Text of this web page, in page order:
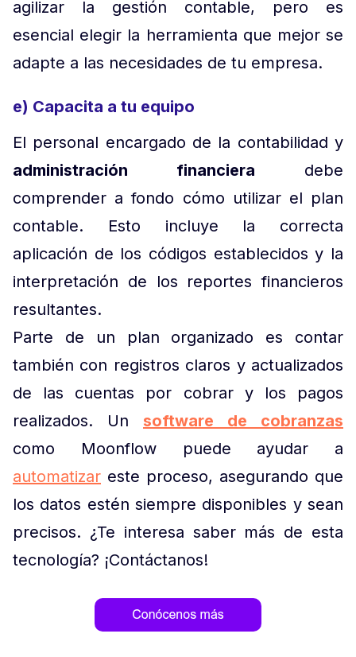
agilizar la gestión contable, pero es
esencial elegir la herramienta que mejor se
adapte a las necesidades de tu empresa.
e) Capacita a tu equipo
El personal encargado de la contabilidad y
administración financiera debe
comprender a fondo cómo utilizar el plan
contable. Esto incluye la correcta
aplicación de los códigos establecidos y la
interpretación de los reportes financieros
resultantes.
Parte de un plan organizado es contar
también con registros claros y actualizados
de las cuentas por cobrar y los pagos
realizados. Un software de cobranzas
como Moonflow puede ayudar a
automatizar este proceso, asegurando que
los datos estén siempre disponibles y sean
precisos. ¿Te interesa saber más de esta
tecnología? ¡Contáctanos!